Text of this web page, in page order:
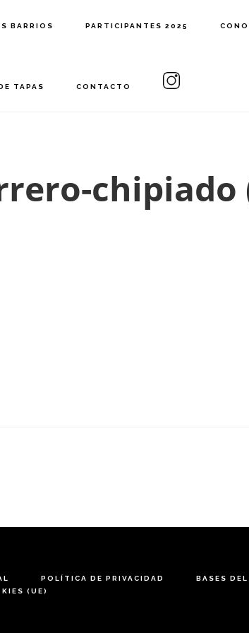
BARRIOS PARTICIPANTES 2025
TAPAS CONTACTO
chipiado
POLÍTICA DE PRIVACIDAD
BASES
(UE)